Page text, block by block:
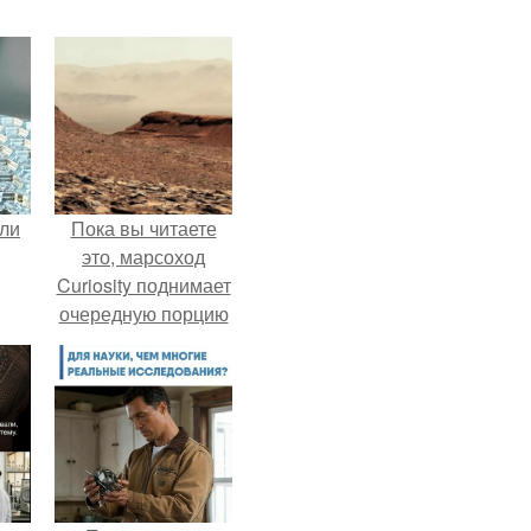
Пока вы читаете
это, марсоход
Curiosity поднимает
очередную порцию